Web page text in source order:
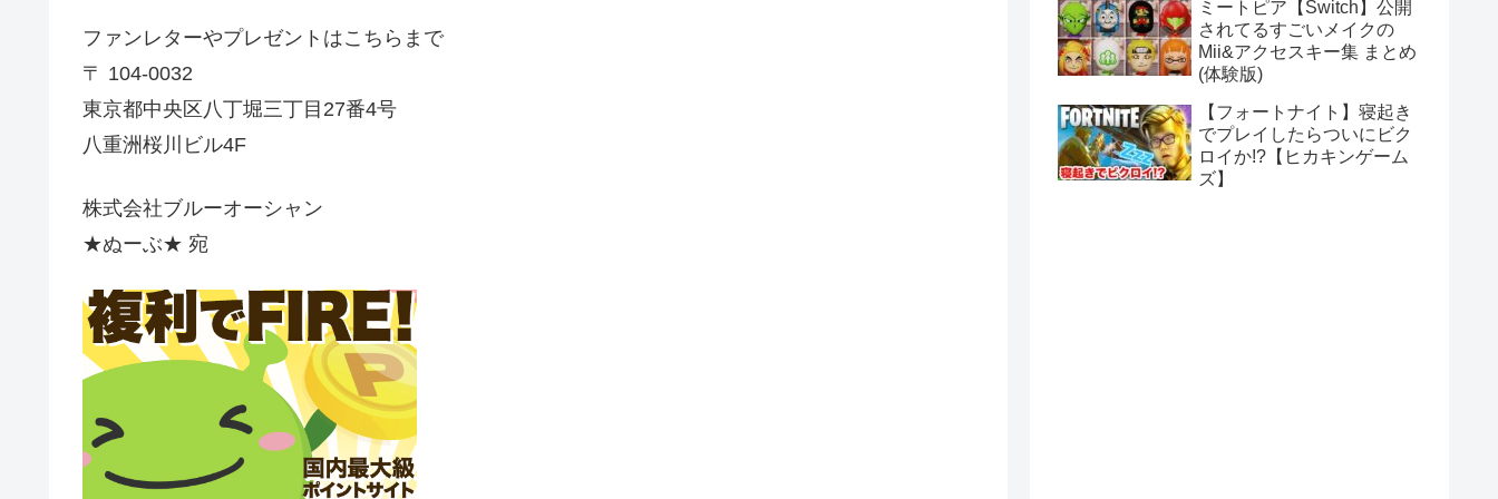
ファンレターやプレゼントはこちらまで
〒 104-0032
東京都中央区八丁堀三丁目27番4号
八重洲桜川ビル4F
株式会社ブルーオーシャン
★ぬーぶ★ 宛
ミートピア【Switch】公開
されてるすごいメイクの
Mii&アクセスキー集 まとめ
(体験版)
【フォートナイト】寝起き
でプレイしたらついにビク
ロイか!?【ヒカキンゲーム
ズ】